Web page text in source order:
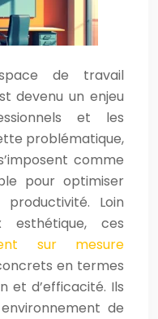
de travail
devenu un enjeu
et les
problématique,
comme
pour optimiser
Loin
esthétique, ces
sur mesure
en termes
et d’efficacité. Ils
de